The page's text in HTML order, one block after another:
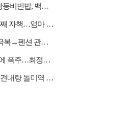
'한국기행' 대구 평양냉면·익산 황등비빈밥, 백년 식당의 대물림 맛
'특종세상' 방은희, 모친상 후 6년째 자책…엄마 향한 그리움 근황
'특종세상' 가수 정삼, 공황장애 극복→펜션 관리자 근황
'합숙맞선2' 강신우, 김다혜 철벽에 폭주…최정윤 두고 이인권·권예찬·문성모 경쟁
'언니네 산지직송3' 박해준, 통영 견내량 돌미역 조업 합류…루지 체험